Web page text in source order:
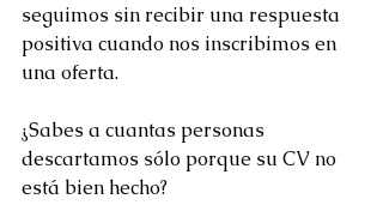
seguimos sin recibir una respuesta
positiva cuando nos inscribimos en
una oferta.
¿Sabes a cuantas personas
descartamos sólo porque su CV no
está bien hecho?